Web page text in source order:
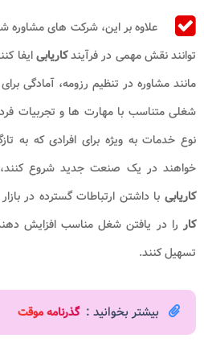
علاوه بر این، شرکت های
توانند نقش مهمی در فرآیندکاریابیایفا
مانند مشاوره در تنظیم رزومه، آمادگی
شغلی متناسب با مهارت ها و تجربیات
نوع خدمات به ویژه برای افرادی که به
خواهند در یک صنعت جدید شروع
کاریابیبا داشتن ارتباطات گسترده در
کاررا در یافتن شغل مناسب افزایش
تسهیل کنند.
بیشتر بخوانید : گذرنامه موقت